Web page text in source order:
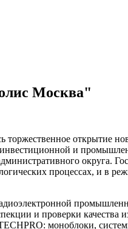
Москва"
и
округа.
процессах, и в
и проверки
моноблоки,